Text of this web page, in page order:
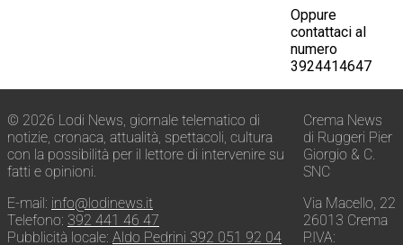
Oppure
contattaci al
numero
3924414647
© 2026 Lodi News, giornale telematico di
notizie, cronaca, attualità, spettacoli, cultura
con la possibilità per il lettore di intervenire su
fatti e opinioni.
E-mail: info@lodinews.it
Telefono: 392 441 46 47
Pubblicità locale: Aldo Pedrini 392 051 92 04
Crema News
di Ruggeri Pier
Giorgio & C.
SNC
Via Macello, 22
26013 Crema
P.IVA: